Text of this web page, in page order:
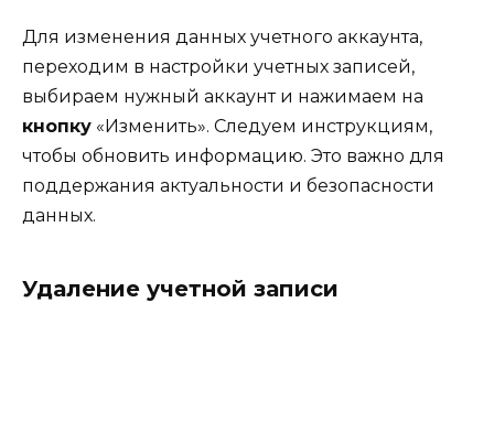
Для изменения данных учетного аккаунта,
переходим в настройки учетных записей,
выбираем нужный аккаунт и нажимаем на
кнопку «Изменить». Следуем инструкциям,
чтобы обновить информацию. Это важно для
поддержания актуальности и безопасности
данных.
Удаление учетной записи